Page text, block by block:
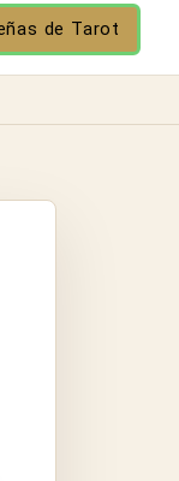
de Tarot